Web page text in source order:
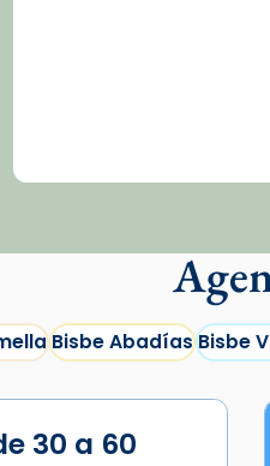
Bisbe AbadíasBisbe
30 a 60